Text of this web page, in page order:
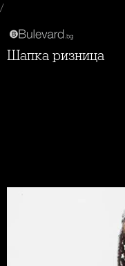
/
Шапка ризница